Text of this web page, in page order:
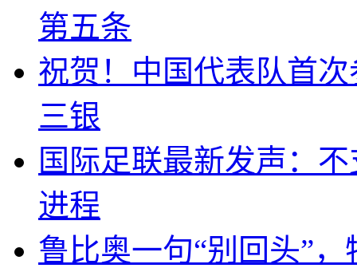
第五条
祝贺！中国代表队首
三银
国际足联最新发声：
进程
鲁比奥一句“别回头”